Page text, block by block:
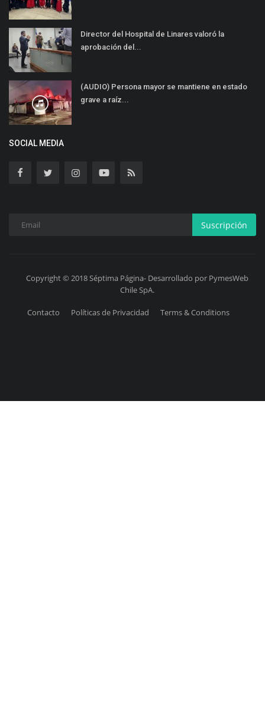
Director del Hospital de Linares valoró la
aprobación del...
(AUDIO) Persona mayor se mantiene en estado
grave a raíz...
SOCIAL MEDIA
Suscripción
Copyright © 2018 Séptima Página- Desarrollado por PymesWeb
Chile SpA.
Contacto Políticas de Privacidad Terms & Conditions